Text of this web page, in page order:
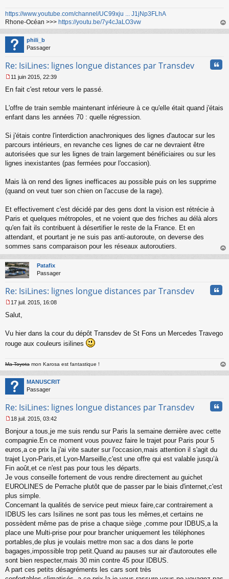
https://www.youtube.com/channel/UC99xju ... J1jNp3FLhA
Rhone-Océan >>> https://youtu.be/7y4cJaLO3vw
au
phili_b
Passager
Re: IsiLines: lignes longue distances par Transdev
e
s
a
g
n
o
n
u
11 juin 2015, 22:39
En fait c'est retour vers le passé.
L'offre de train semble maintenant inférieure à ce qu'elle était quand j'étais
enfant dans les années 70 : quelle régression.
Si j'étais contre l'interdiction anachroniques des lignes d'autocar sur les
parcours intérieurs, en revanche ces lignes de car ne devraient être
autorisées que sur les lignes de train largement bénéficiaires ou sur les
lignes inexistantes (pas fermées pour l'occasion).
Mais là on rend des lignes inefficaces au possible puis on les supprime
(quand on veut tuer son chien on l'accuse de la rage).
Et effectivement c'est décidé par des gens dont la vision est rétrécie à
Paris et quelques métropoles, et ne voient que des friches au délà alors
qu'en fait ils contribuent à désertifier le reste de la France. Et en
attendant, et pourtant je ne suis pas anti-autoroute, on deverse des
sommes sans comparaison pour les réseaux autoroutiers.
au
Patafix
Passager
Re: IsiLines: lignes longue distances par Transdev
e
s
g
o
n
l
u
17 juil. 2015, 16:08
Salut,
Vu hier dans la cour du dépôt Transdev de St Fons un Mercedes Travego
rouge aux couleurs isilines
Ma Toyota mon Karosa est fantastique !
au
MANUSCRIT
Passager
Re: IsiLines: lignes longue distances par Transdev
e
s
s
a
g
e
n
o
n
u
18 juil. 2015, 03:42
Bonjour a tous,je me suis rendu sur Paris la semaine dernière avec cette
compagnie.En ce moment vous pouvez faire le trajet pour Paris pour 5
euros,a ce prix la j'ai vite sauter sur l'occasion,mais attention il s'agit du
trajet Lyon-Paris,et Lyon-Marseille,c'est une offre qui est valable jusqu’à
Fin août,et ce n'est pas pour tous les départs.
Je vous conseille fortement de vous rendre directement au guichet
EUROLINES de Perrache plutôt que de passer par le biais d'internet,c'est
plus simple.
Concernant la qualités de service peut mieux faire,car contrairement a
IDBUS les cars Isilines ne sont pas tous les mêmes,et certains ne
possèdent même pas de prise a chaque siège ,comme pour IDBUS,a la
place une Multi-prise pour pour brancher uniquement les téléphones
portables,de plus je voulais mettre mon sac a dos dans le porte
bagages,impossible trop petit.Quand au pauses sur air d'autoroutes elle
sont bien respecter,mais 30 min contre 45 pour IDBUS.
A part ces petits désagréments les cars sont très